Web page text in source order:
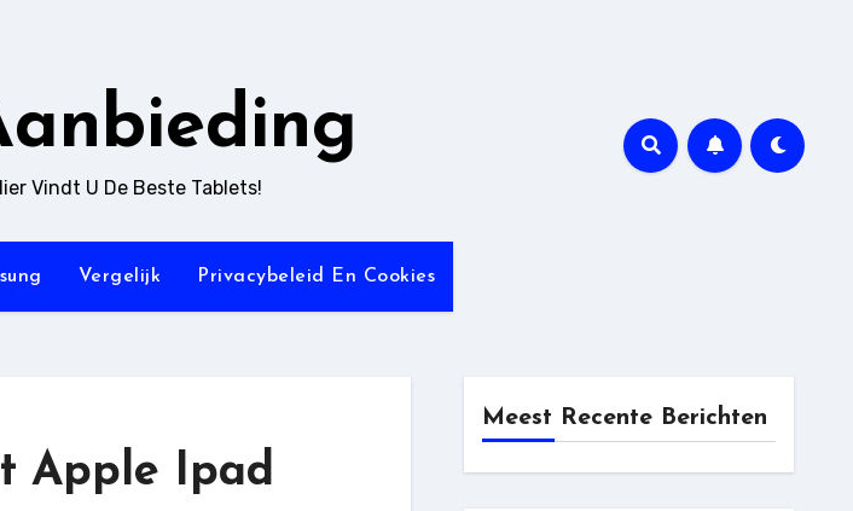
Vindt U De Beste Tablets!
Vergelijk Privacybeleid En Cookies
Apple Ipad
Meest Recente Berichten